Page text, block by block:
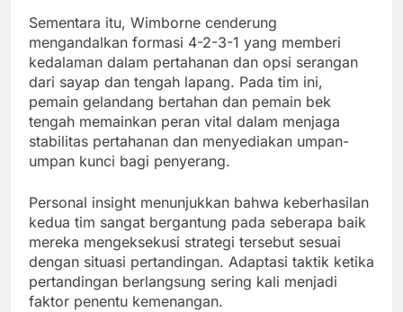
Sementara itu, Wimborne cenderung
mengandalkan formasi 4-2-3-1 yang memberi
kedalaman dalam pertahanan dan opsi serangan
dari sayap dan tengah lapang. Pada tim ini,
pemain gelandang bertahan dan pemain bek
tengah memainkan peran vital dalam menjaga
stabilitas pertahanan dan menyediakan umpan-
umpan kunci bagi penyerang.
Personal insight menunjukkan bahwa keberhasilan
kedua tim sangat bergantung pada seberapa baik
mereka mengeksekusi strategi tersebut sesuai
dengan situasi pertandingan. Adaptasi taktik ketika
pertandingan berlangsung sering kali menjadi
faktor penentu kemenangan.